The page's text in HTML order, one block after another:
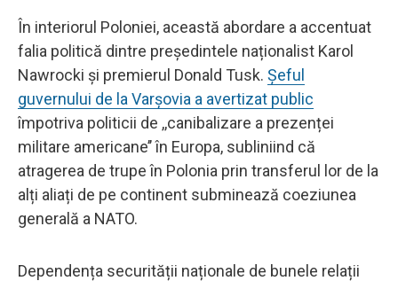
În interiorul Poloniei, această abordare a accentuat
falia politică dintre președintele naționalist Karol
Nawrocki și premierul Donald Tusk. Șeful
guvernului de la Varșovia a avertizat public
împotriva politicii de ,,canibalizare a prezenței
militare americane’’ în Europa, subliniind că
atragerea de trupe în Polonia prin transferul lor de la
alți aliați de pe continent subminează coeziunea
generală a NATO.
Dependența securității naționale de bunele relații